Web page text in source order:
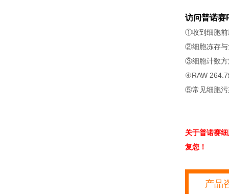
访问普诺赛
①收到细胞前
②细胞冻存与
③细胞计数方
④RAW 264.7
⑤常见细胞污
关于普诺赛
复您！
产品